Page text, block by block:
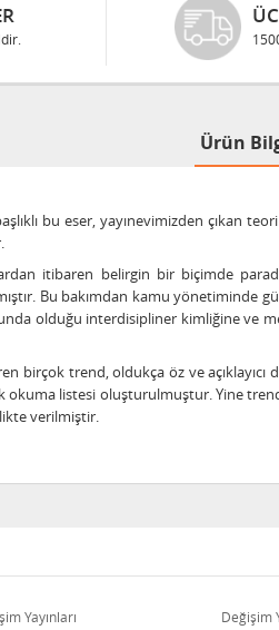
Ürün
bu eser, yayınevimizden çıkan
itibaren belirgin bir biçimde
Bu bakımdan kamu
olduğu interdisipliner kimliğine ve
birçok trend, oldukça öz ve açıklayıcı
okuma listesi oluşturulmuştur. Yine
verilmiştir.
Yayınları Değişim